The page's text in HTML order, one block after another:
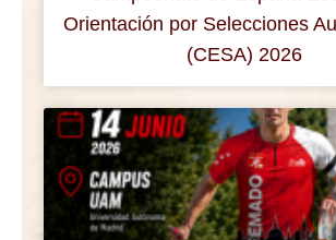
Orientación por Selecciones
(CESA) 2026